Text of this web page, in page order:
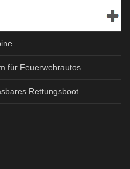
für Feuerwehrautos
Rettungsboot